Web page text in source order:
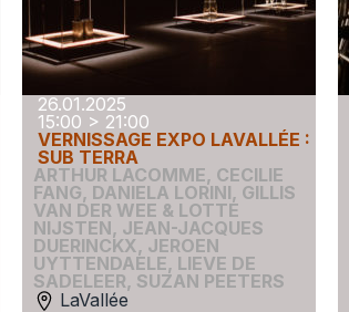
26.01.2025
15:00 > 21:00
VERNISSAGE EXPO LAVALLÉE :
SUB TERRA
ARTHUR LACOMME, CECILIE
FANG, DANIELA LORINI, GILLIS
VAN DER WEE & LOTTE
NIJSTEN, JEAN-JACQUES
DUERINCKX, JEROEN
UYTTENDAELE, LIEVE DE
SADELEER, SUZAN PEETERS
LaVallée